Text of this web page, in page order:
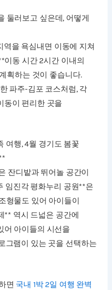
둘러보고 싶은데, 어떻게
역을 욕심내면 이동에 지쳐
이동 시간 2시간 이내의
획하는 것이 좋습니다.
파주-김포 코스처럼, 각
동이 편리한 곳을
여행, 4월 경기도 봄꽃
잔디밭과 뛰어놀 공간이
임진각 평화누리 공원**은
형물도 있어 아이들이
** 역시 드넓은 공간에
어 아이들의 시선을
그램이 있는 곳을 선택하는
면 국내 1박 2일 여행 완벽